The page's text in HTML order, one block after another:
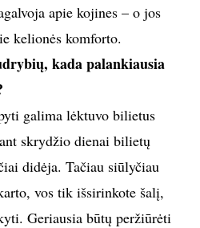
Asmeninio albumo nuotr.
darbas?
palydovams yra
nuolaida perkant lėktuvo
Tiesa, norintieji
privalo planuoti iš
vietų skaičius lėktuve
palydovams yra
parduotuvėse,